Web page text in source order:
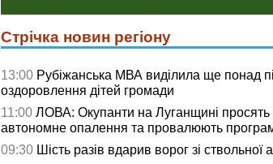
Стрічка новин регіону
13:00 Рубіжанська МВА виділила ще понад
оздоровлення дітей громади
11:00 ЛОВА: Окупанти на Луганщині
автономне опалення та провалюють
09:30 Шість разів вдарив ворог зі ствольної